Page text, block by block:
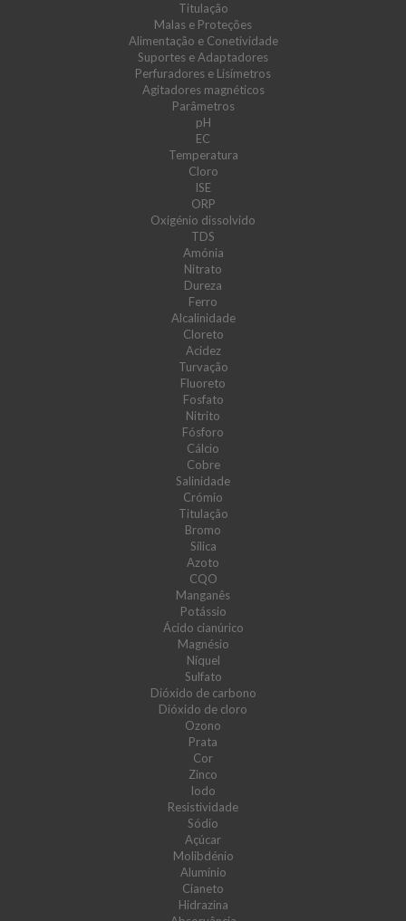
Titulação
Malas e Proteções
Alimentação e Conetividade
Suportes e Adaptadores
Perfuradores e Lisímetros
Agitadores magnéticos
Parâmetros
pH
EC
Temperatura
Cloro
ISE
ORP
Oxigénio dissolvido
TDS
Amónia
Nitrato
Dureza
Ferro
Alcalinidade
Cloreto
Acidez
Turvação
Fluoreto
Fosfato
Nitrito
Fósforo
Cálcio
Cobre
Salinidade
Crómio
Titulação
Bromo
Sílica
Azoto
CQO
Manganês
Potássio
Ácido cianúrico
Magnésio
Níquel
Sulfato
Dióxido de carbono
Dióxido de cloro
Ozono
Prata
Cor
Zinco
Iodo
Resistividade
Sódio
Açúcar
Molibdénio
Alumínio
Cianeto
Hidrazina